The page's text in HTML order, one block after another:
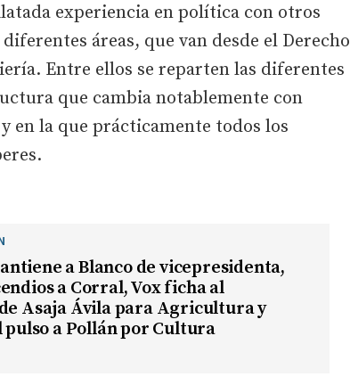
experiencia en política con otros
áreas, que van desde el Derecho
Entre ellos se reparten las diferentes
que cambia notablemente con
en la que prácticamente todos los
a Blanco de vicepresidenta,
a Corral, Vox ficha al
Asaja Ávila para Agricultura y
pulso a Pollán por Cultura